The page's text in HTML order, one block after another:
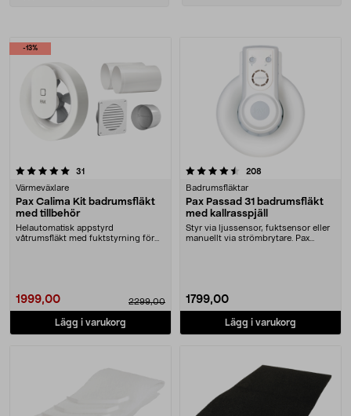
Produkter
-13%
31
Värmeväxlare
Pax Calima Kit badrumsfläkt
med tillbehör
Helautomatisk appstyrd
våtrumsfläkt med fuktstyrning för
1999,00 2299,00
Lägg i varukorg
4.5 av 5 stjärnor 208
Badrumsfläktar
Pax Passad 31 badrumsfläkt
med kallrasspjäll
Styr via ljussensor, fuktsensor eller
manuellt via strömbrytare. Pax
1799,00
Lägg i varukorg